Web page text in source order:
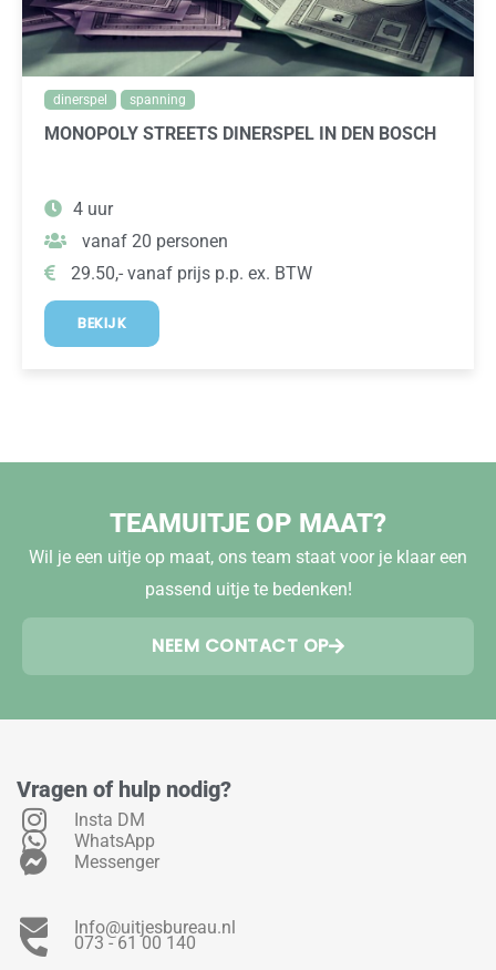
dinerspel spanning
MONOPOLY STREETS DINERSPEL IN DEN BOSCH
4 uur
vanaf 20 personen
29.50,- vanaf prijs p.p. ex. BTW
BEKIJK
TEAMUITJE OP MAAT?
Wil je een uitje op maat, ons team staat voor je klaar een
passend uitje te bedenken!
NEEM CONTACT OP
Vragen of hulp nodig?
Insta DM
WhatsApp
Messenger
Info@uitjesbureau.nl
073 - 61 00 140